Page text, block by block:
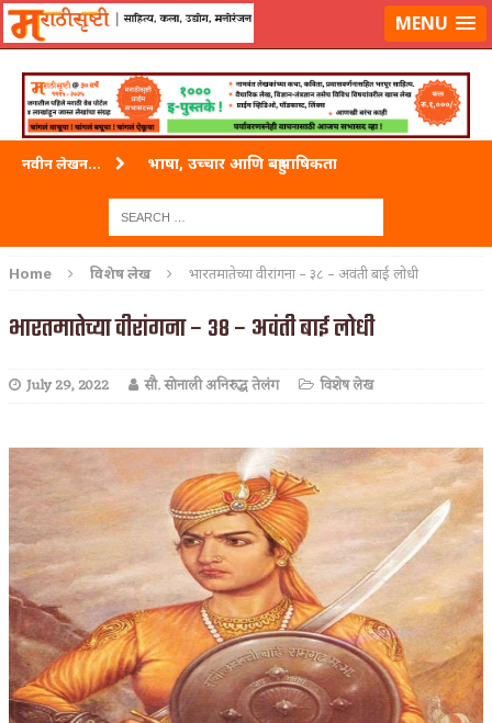
लॉग-इन करा|लेखक नोंदणी कराMENU
नवीन लेखन... भाषा, उच्चार आणि बहुभाषिकता
ताम्र – एक अफलातून धातू (COPPER)
अशी एक कविता लिहू इच्छिते
पाटलाची विहीर
पुस्तके बदलायची आहेत तुम्हाला!
किती घोषणांचा पाऊस होता
कसं हुईन तं हू माय…
काळजाचे प्रेत
चमकदार चांदी
आदिवासींचा डॉक्टर, समाजसेवेचा ध्यास : डॉ. राहुल
Home विशेष लेख भारतमातेच्या वीरांगना – ३८ – अवंती बाई लोधी
भारतमातेच्या वीरांगना – ३८ – अवंती बाई लोधी
July 29, 2022 सौ. सोनाली अनिरुद्ध तेलंग विशेष लेख